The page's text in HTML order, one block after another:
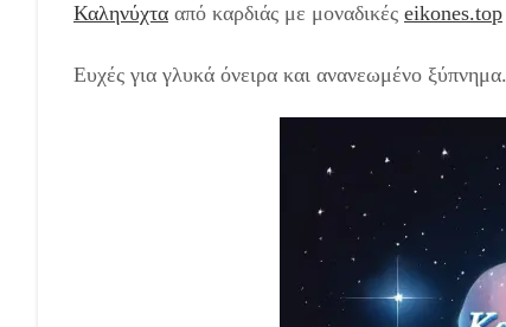
Καληνύχτα από καρδιάς με μοναδικές eikones.top
Ευχές για γλυκά όνειρα και ανανεωμένο ξύπνημα.